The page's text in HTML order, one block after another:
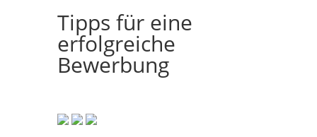
Tipps für eine
erfolgreiche
Bewerbung